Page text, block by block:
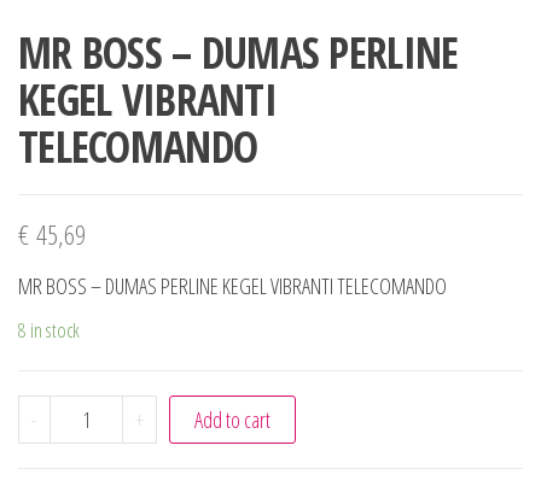
MR BOSS – DUMAS PERLINE
KEGEL VIBRANTI
TELECOMANDO
€45,69
MR BOSS – DUMAS PERLINE KEGEL VIBRANTI TELECOMANDO
8 in stock
- MR BOSS - DUMAS PERLINE KEGEL VIBRANTI
+ Add to cart